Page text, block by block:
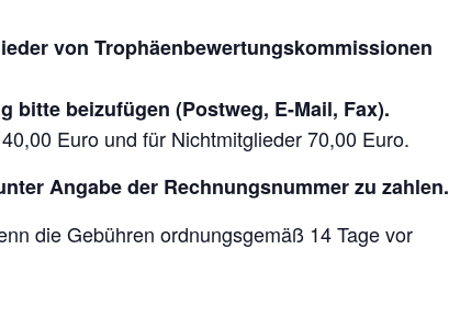
von Trophäenbewertungskommissionen
beizufügen (Postweg, E-Mail, Fax).
Euro und für Nichtmitglieder 70,00 Euro.
Angabe der Rechnungsnummer zu zahlen.
die Gebühren ordnungsgemäß 14 Tage vor